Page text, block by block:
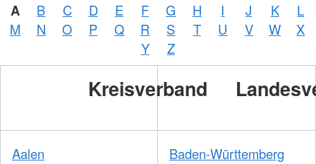
A B C D E F G H I J K
L
M
N O P Q R S T U V W
X
Y
Z
Kreisverband
Aalen Baden-Württemberg